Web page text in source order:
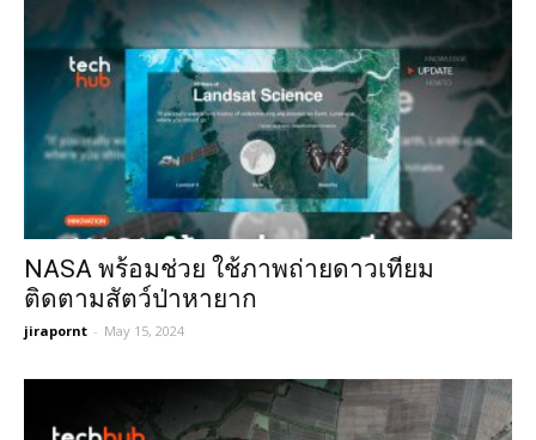
NASA พร้อมช่วย ใช้ภาพถ่ายดาวเทียม
ติดตามสัตว์ป่าหายาก
jirapornt - May 15, 2024